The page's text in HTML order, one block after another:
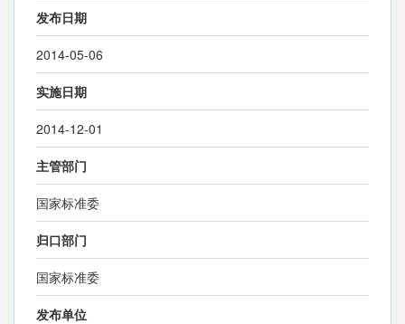
发布日期
2014-05-06
实施日期
2014-12-01
主管部门
国家标准委
归口部门
国家标准委
发布单位